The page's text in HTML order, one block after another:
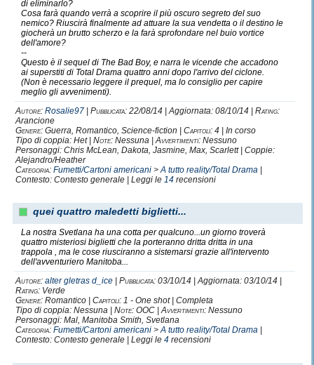
di eliminarlo?
Cosa farà quando verrà a scoprire il più oscuro segreto del suo
nemico? Riuscirà finalmente ad attuare la sua vendetta o il destino le
giocherà un brutto scherzo e la farà sprofondare nel buio vortice
dell'amore?
--
Questo è il sequel di The Bad Boy, e narra le vicende che accadono
ai superstiti di Total Drama quattro anni dopo l'arrivo del ciclone.
(Non è necessario leggere il prequel, ma lo consiglio per capire
meglio gli avvenimenti).
Autore: Rosalie97 Pubblicata: 22/08/14 | Aggiornata: 08/10/14 | Rating:
Arancione
Genere: Guerra, Romantico, Science-fiction | Capitoli: 4 | In corso
Tipo di coppia: Het | Note: Nessuna |Avvertimenti: Nessuno
Personaggi: Chris McLean, Dakota, Jasmine, Max, Scarlett | Coppie:
Alejandro/Heather
Categoria: Fumetti/Cartoni americani >A tutto reality/Total Drama
Contesto: Contesto generale | Leggi le 14 recensioni
quei quattro maledetti biglietti...
La nostra Svetlana ha una cotta per qualcuno...un giorno troverà
quattro misteriosi biglietti che la porteranno dritta dritta in una
trappola , ma le cose riusciranno a sistemarsi grazie all'intervento
dell'avventuriero Manitoba...
Autore: alter gletras d_ice Pubblicata: 03/10/14 | Aggiornata: 03/10/14 |
Rating: Verde
Genere: Romantico | Capitoli: 1 - One shot | Completa
Tipo di coppia: Nessuna | Note: OOC |Avvertimenti: Nessuno
Personaggi: Mal, Manitoba Smith, Svetlana
Categoria: Fumetti/Cartoni americani >A tutto reality/Total Drama
Contesto: Contesto generale | Leggi le 4 recensioni